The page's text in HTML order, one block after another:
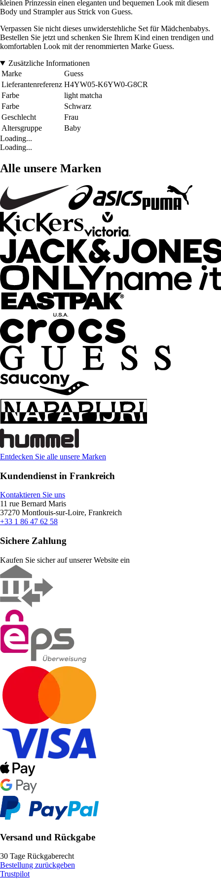
kleinen Prinzessin einen eleganten und bequemen Look mit diesem
Body und Strampler aus Strick von Guess.
Verpassen Sie nicht dieses unwiderstehliche Set für Mädchenbabys.
Bestellen Sie jetzt und schenken Sie Ihrem Kind einen trendigen und
komfortablen Look mit der renommierten Marke Guess.
Zusätzliche Informationen
Marke
Guess
Lieferantenreferenz H4YW05-K6YW0-G8CR
Farbe
light matcha
Farbe
Schwarz
Geschlecht
Frau
Altersgruppe
Baby
Loading...
Loading...
Alle unsere Marken
Entdecken Sie alle unsere Marken
Kundendienst in Frankreich
Kontaktieren Sie uns
11 rue Bernard Maris
37270 Montlouis-sur-Loire, Frankreich
+33 1 86 47 62 58
Sichere Zahlung
Kaufen Sie sicher auf unserer Website ein
Versand und Rückgabe
30 Tage Rückgaberecht
Bestellung zurückgeben
Trustpilot